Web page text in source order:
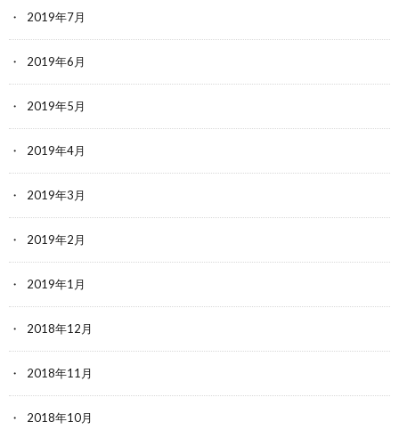
2019年7月
2019年6月
2019年5月
2019年4月
2019年3月
2019年2月
2019年1月
2018年12月
2018年11月
2018年10月